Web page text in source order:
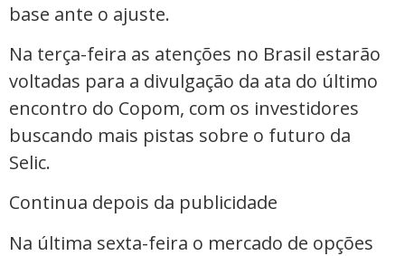
base ante o ajuste.
Na terça-feira as atenções no Brasil estarão
voltadas para a divulgação da ata do último
encontro do Copom, com os investidores
buscando mais pistas sobre o futuro da
Selic.
Continua depois da publicidade
Na última sexta-feira o mercado de opções